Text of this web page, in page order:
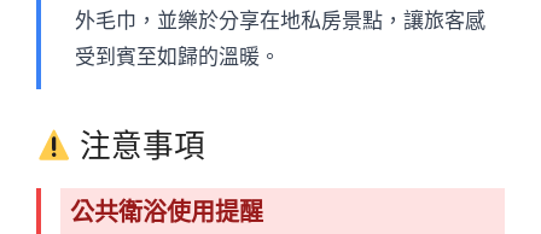
外毛巾，並樂於分享在地私房景點，讓旅客感
受到賓至如歸的溫暖。
注意事項
公共衛浴使用提醒